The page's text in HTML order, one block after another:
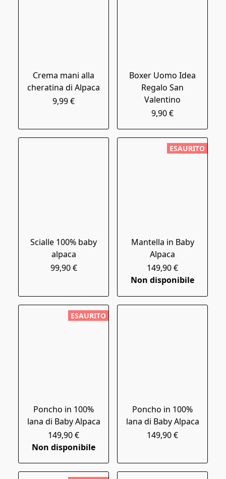
Crema mani alla
cheratina di Alpaca
9,99 €
Boxer Uomo Idea
Regalo San
Valentino
9,90 €
Scialle 100% baby
alpaca
99,90 €
ESAURITO
Mantella in Baby
Alpaca
149,90 €
Non disponibile
ESAURITO
Poncho in 100%
lana di Baby Alpaca
149,90 €
Non disponibile
Poncho in 100%
lana di Baby Alpaca
149,90 €